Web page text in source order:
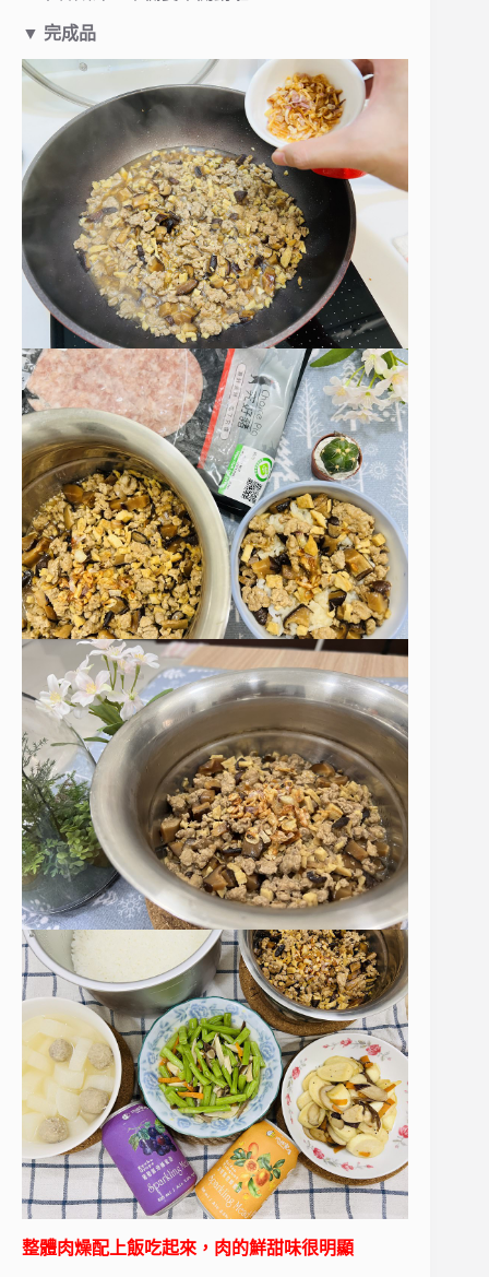
▼ 完成品
整體肉燥配上飯吃起來，肉的鮮甜味很明顯